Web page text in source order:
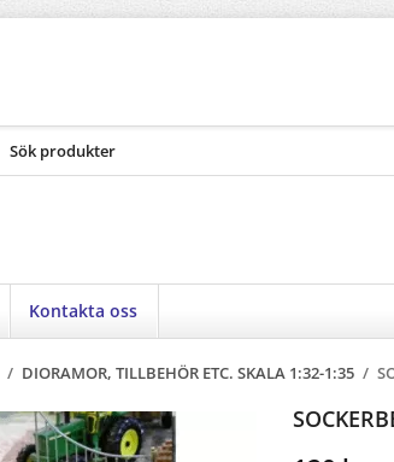
Kontakta oss
/ DIORAMOR, TILLBEHÖR ETC. SKALA 1:32-1:35 /